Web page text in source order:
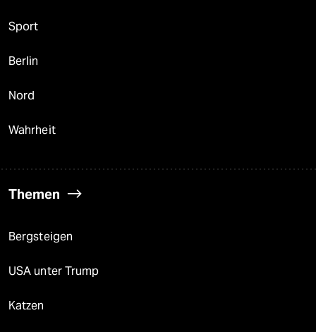
Sport
Berlin
Nord
Wahrheit
Themen
Bergsteigen
USA unter Trump
Katzen